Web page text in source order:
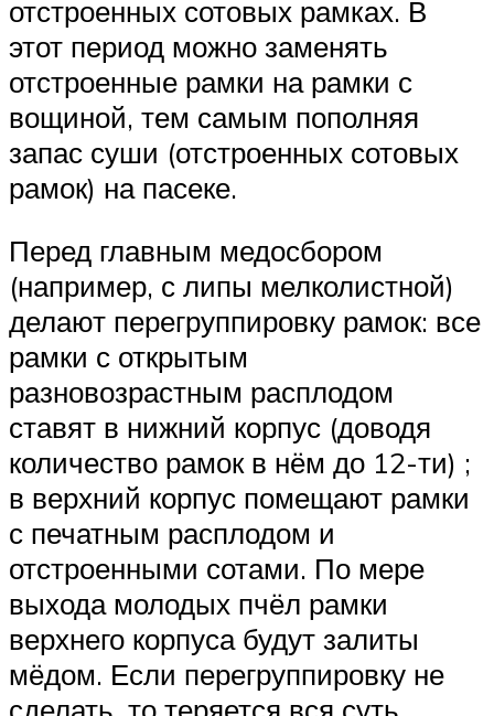
отстроенных сотовых рамках. В
этот период можно заменять
отстроенные рамки на рамки с
вощиной, тем самым пополняя
запас суши (отстроенных сотовых
рамок) на пасеке.
Перед главным медосбором
(например, с липы мелколистной)
делают перегруппировку рамок: все
рамки с открытым
разновозрастным расплодом
ставят в нижний корпус (доводя
количество рамок в нём до 12-ти) ;
в верхний корпус помещают рамки
с печатным расплодом и
отстроенными сотами. По мере
выхода молодых пчёл рамки
верхнего корпуса будут залиты
мёдом. Если перегруппировку не